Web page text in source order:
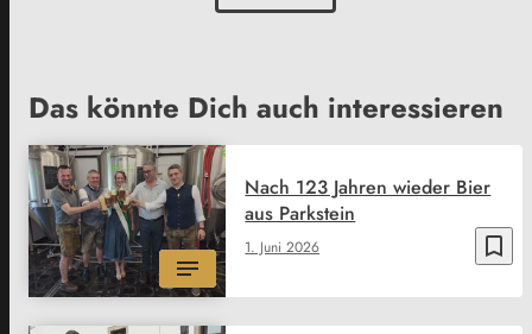
Das könnte Dich auch interessieren
bookmark_border
1. Juni 2026
Nach 123 Jahren wieder Bier
aus Parkstein